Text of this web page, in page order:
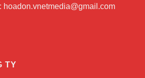
hoadon.vnetmedia@gmail.com
TY